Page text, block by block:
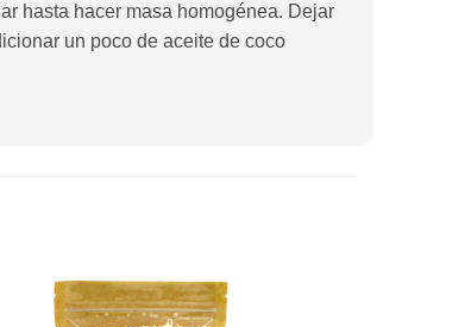
hasta hacer masa homogénea. Dejar
un poco de aceite de coco